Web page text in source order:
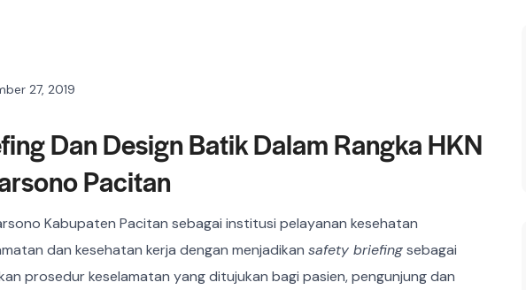
27, 2019
Dan Design Batik Dalam Rangka HKN
Pacitan
Kabupaten Pacitan sebagai institusi pelayanan kesehatan
dan kesehatan kerja dengan menjadikan safety briefingsebagai
prosedur keselamatan yang ditujukan bagi pasien, pengunjung dan